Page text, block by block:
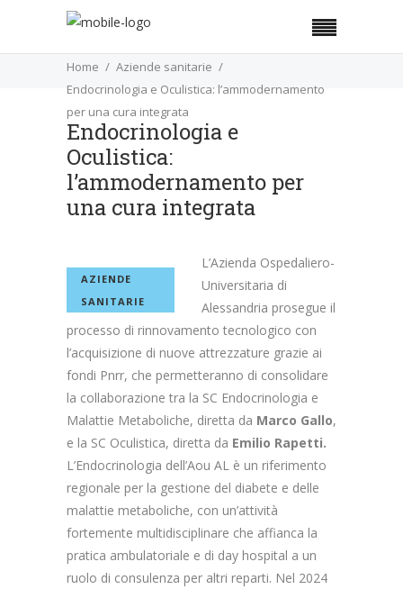
Home
Aziende sanitarie
Endocrinologia e Oculistica: l’ammodernamento
per una cura integrata
Endocrinologia e
Oculistica:
l’ammodernamento per
una cura integrata
AZIENDE
SANITARIE
L’Azienda Ospedaliero-
Universitaria di
Alessandria prosegue il
processo di rinnovamento tecnologico con
l’acquisizione di nuove attrezzature grazie ai
fondi Pnrr, che permetteranno di consolidare
la collaborazione tra la SC Endocrinologia e
Malattie Metaboliche, diretta da Marco Gallo,
e la SC Oculistica, diretta da Emilio Rapetti.
L’Endocrinologia dell’Aou AL è un riferimento
regionale per la gestione del diabete e delle
malattie metaboliche, con un’attività
fortemente multidisciplinare che affianca la
pratica ambulatoriale e di day hospital a un
ruolo di consulenza per altri reparti. Nel 2024